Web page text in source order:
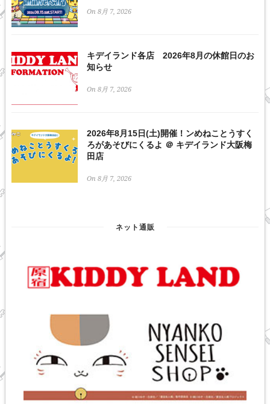
On 8月 7, 2026
キデイランド各店 2026年8月の休館日のお
知らせ
On 8月 7, 2026
2026年8月15日(土)開催！ンめねことうすく
ろがあそびにくるよ ＠ キデイランド大阪梅
田店
On 8月 7, 2026
ネット通販